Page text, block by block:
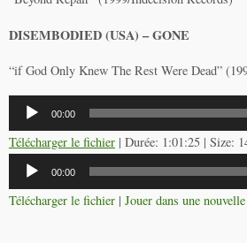
DISEMBODIED (USA) – GONE
“if God Only Knew The Rest Were Dead”
Lecteur
audio
00:00
Télécharger le fichier | Durée: 1:01:25 | Size:
Lecteur
audio
00:00
Télécharger le fichier | Jouer dans une